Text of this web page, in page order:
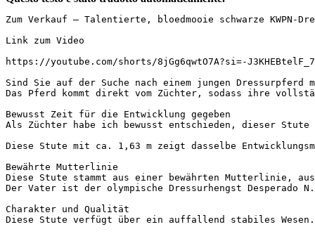
Zum Verkauf – Talentierte, bloedmooie schwarze KWPN-
Link zum Video
https://youtube.com/shorts/8jGg6qwtO7A?si=-
Sind Sie auf der Suche nach einem jungen
Das Pferd kommt direkt vom Züchter, sodass ihre
Bewusst Zeit für die Entwicklung gegeben
Als Züchter habe ich bewusst entschieden, dieser
Diese Stute mit ca. 1,63 m zeigt dasselbe
Bewährte Mutterlinie
Diese Stute stammt aus einer bewährten Mutterlinie,
Der Vater ist der olympische Dressurhengst
Charakter und Qualität
Diese Stute verfügt über ein auffallend stabiles